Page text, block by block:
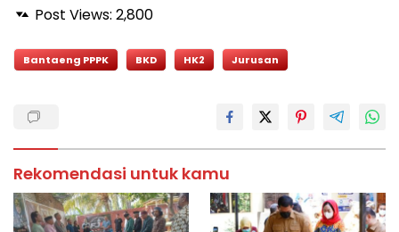
Post Views: 2,800
Bantaeng PPPK BKD HK2 Jurusan
Rekomendasi untuk kamu